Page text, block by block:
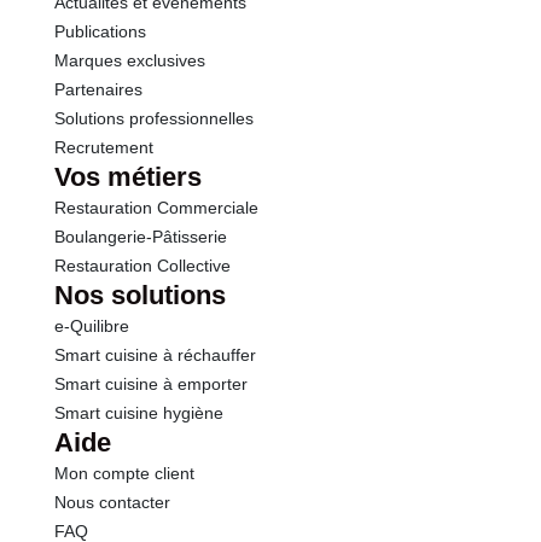
Sel
Publications
Marques exclusives
Partenaires
Solutions professionnelles
Recrutement
Vos métiers
Restauration Commerciale
Boulangerie-Pâtisserie
Restauration Collective
Nos solutions
e-Quilibre
Smart cuisine à réchauffer
Smart cuisine à emporter
Smart cuisine hygiène
Aide
Mon compte client
Nous contacter
FAQ